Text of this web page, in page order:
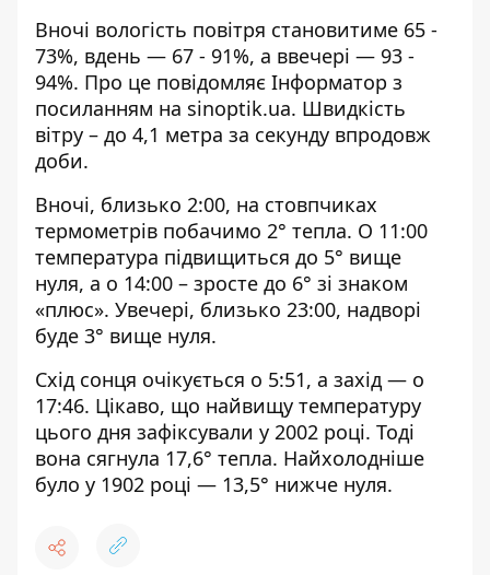
Вночі вологість повітря становитиме 65 -
73%, вдень — 67 - 91%, а ввечері — 93 -
94%. Про це повідомляє Інформатор з
посиланням на sinoptik.ua. Швидкість
вітру – до 4,1 метра за секунду впродовж
доби.
Вночі, близько 2:00, на стовпчиках
термометрів побачимо 2° тепла. О 11:00
температура підвищиться до 5° вище
нуля, а о 14:00 – зросте до 6° зі знаком
«плюс». Увечері, близько 23:00, надворі
буде 3° вище нуля.
Схід сонця очікується о 5:51, а захід — о
17:46. Цікаво, що найвищу температуру
цього дня зафіксували у 2002 році. Тоді
вона сягнула 17,6° тепла. Найхолодніше
було у 1902 році — 13,5° нижче нуля.